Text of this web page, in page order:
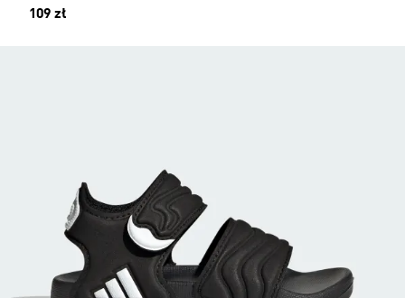
Cena
109 zł